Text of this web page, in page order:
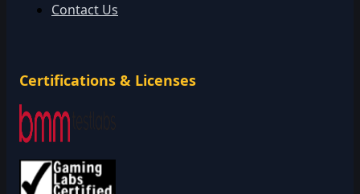
Contact Us
Certifications & Licenses